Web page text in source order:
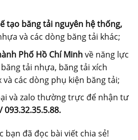
tạo băng tải nguyên hệ thống,
và các dòng băng tải khác;
Phố Hồ Chí Minhvề năng lực
tải nhựa, băng tải xích
các dòng phụ kiện băng tải;
và zalo thường trực để nhận tư
093.32.35.5.88.
bạn đã đọc bài viết chia sẻ!